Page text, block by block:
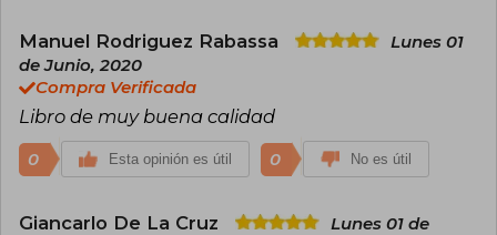
Manuel Rodriguez Rabassa
Lunes 01
de Junio, 2020
Compra Verificada
Libro de muy buena calidad
0 Esta opinión es útil 0 No es útil
Giancarlo De La Cruz
Lunes 01 de